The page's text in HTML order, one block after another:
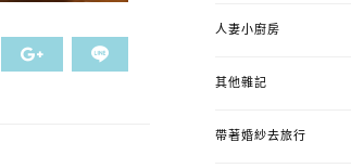
人妻小廚房
其他雜記
帶著婚紗去旅行